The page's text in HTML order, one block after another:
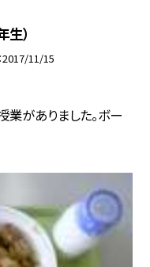
）
2017/11/15
業がありました。ボー